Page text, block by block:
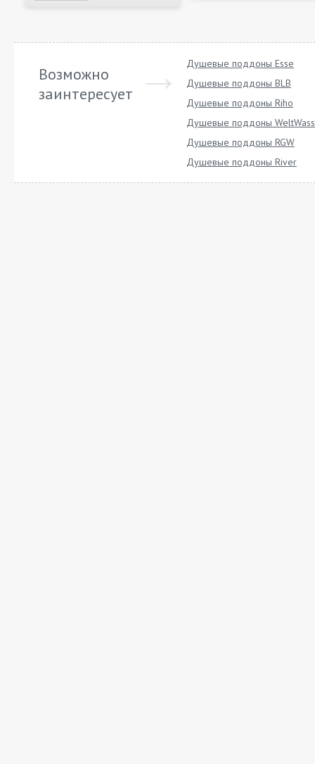
Возможно
заинтересует
Душевые поддоны Esse
Душевые поддоны BLB
Душевые поддоны Riho
Душевые поддоны
Душевые поддоны RGW
Душевые поддоны River